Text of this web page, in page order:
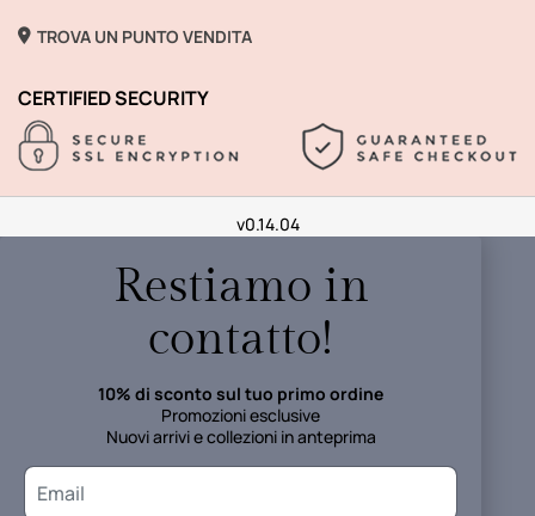
TROVA UN PUNTO VENDITA
CERTIFIED SECURITY
v0.14.04
Restiamo in
contatto!
10% di sconto sul tuo primo ordine
Promozioni esclusive
Nuovi arrivi e collezioni in anteprima